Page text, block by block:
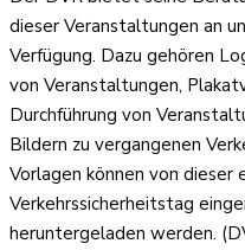
dieser Veranstaltungen an
Verfügung. Dazu gehören
von Veranstaltungen,
Durchführung von
Bildern zu vergangenen
Vorlagen können von dieser
Verkehrssicherheitstag
heruntergeladen werden.